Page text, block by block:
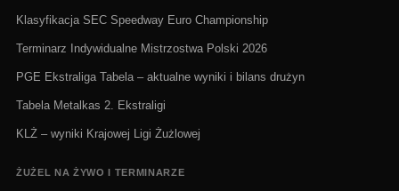
Klasyfikacja SEC Speedway Euro Championship
Terminarz Indywidualne Mistrzostwa Polski 2026
PGE Ekstraliga Tabela – aktualne wyniki i bilans drużyn
Tabela Metalkas 2. Ekstraligi
KLŻ – wyniki Krajowej Ligi Żużlowej
ŻUŻEL NA ŻYWO I TERMINARZE